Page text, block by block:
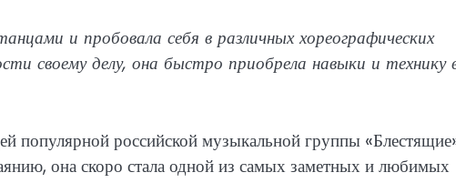
и пробовала себя в различных хореографических
своему делу, она быстро приобрела навыки и технику
популярной российской музыкальной группы
она скоро стала одной из самых заметных и любимых